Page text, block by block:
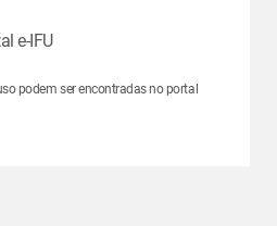
e-IFU
podem ser encontradas no portal